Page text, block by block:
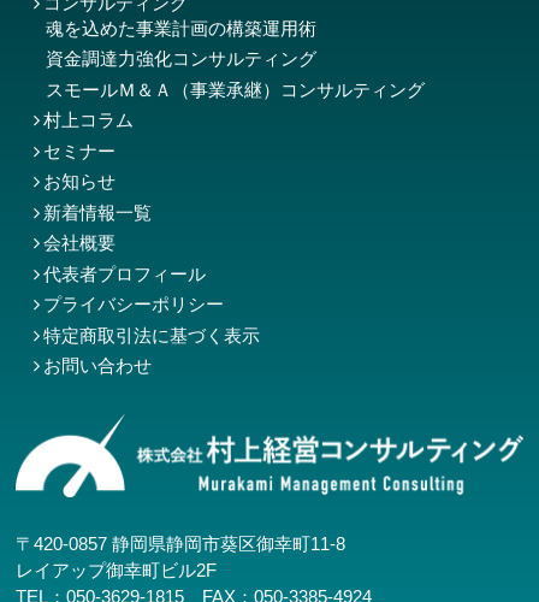
魂を込めた事業計画の構築運用術
資金調達力強化コンサルティング
スモールＭ＆Ａ（事業承継）コンサルティング
村上コラム
セミナー
お知らせ
新着情報一覧
会社概要
代表者プロフィール
プライバシーポリシー
特定商取引法に基づく表示
お問い合わせ
〒420-0857 静岡県静岡市葵区御幸町11-8
レイアップ御幸町ビル2F
TEL：050-3629-1815 FAX：050-3385-4924